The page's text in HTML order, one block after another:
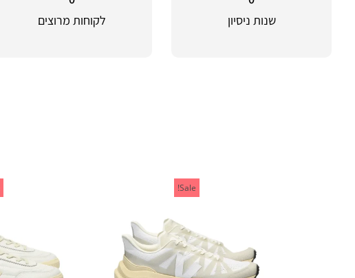
שנות ניסיון
לקוחות מרוצים
Sale!